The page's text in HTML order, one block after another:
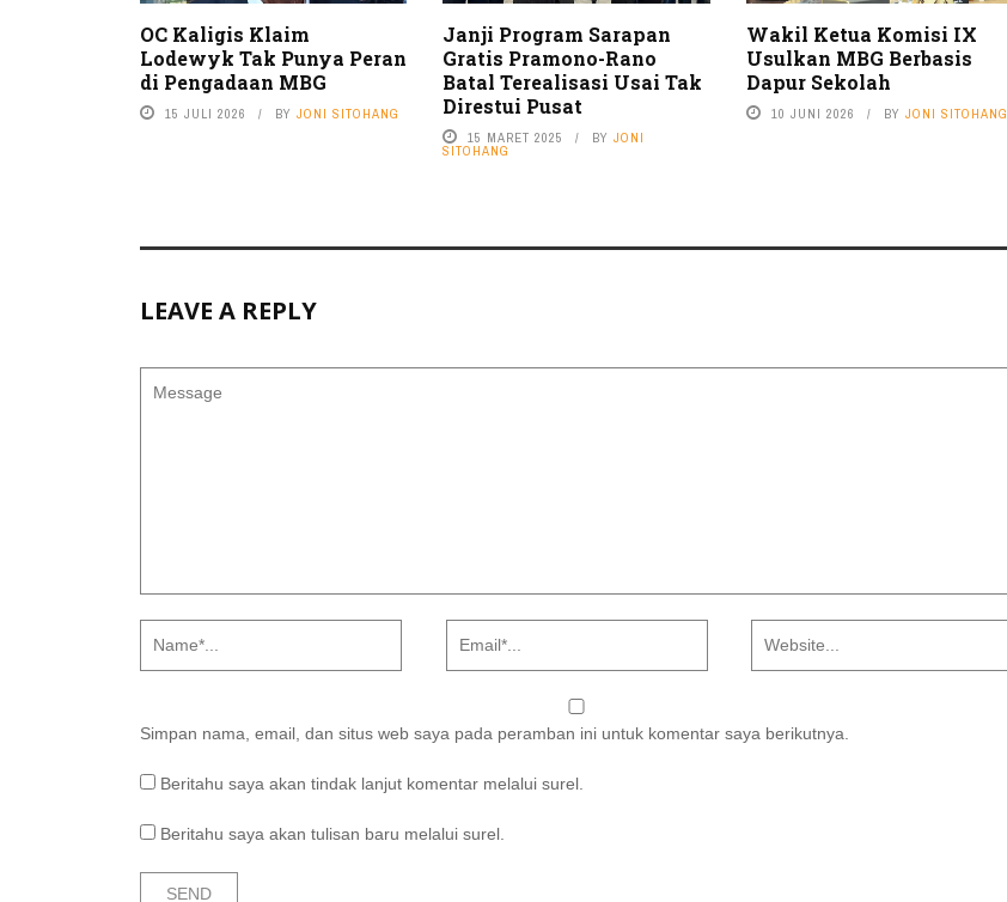
OC Kaligis Klaim
Lodewyk Tak Punya Peran
di Pengadaan MBG
15 JULI 2026 BY JONI SITOHANG
Janji Program Sarapan
Gratis Pramono-Rano
Batal Terealisasi Usai Tak
Direstui Pusat
15 MARET 2025 BYJONI
SITOHANG
Wakil Ketua Komisi IX
Usulkan MBG Berbasis
Dapur Sekolah
10 JUNI 2026 BY JONI SITOHANG
LEAVE A REPLY
Simpan nama, email, dan situs web saya pada peramban ini untuk komentar saya berikutnya.
Beritahu saya akan tindak lanjut komentar melalui surel.
Beritahu saya akan tulisan baru melalui surel.